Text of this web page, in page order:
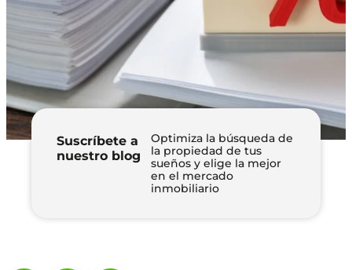
Suscríbete a
nuestro blog
Optimiza la búsqueda de
la propiedad de tus
sueños y elige la mejor
en el mercado
inmobiliario